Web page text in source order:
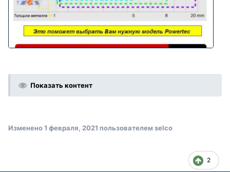
Показать контент
Изменено1 февраля, 2021 пользователем selco
2